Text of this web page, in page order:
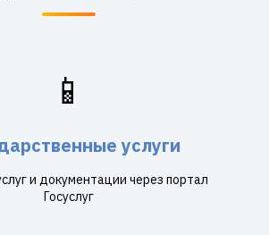
📱
услуги
и документации через портал
Госуслуг